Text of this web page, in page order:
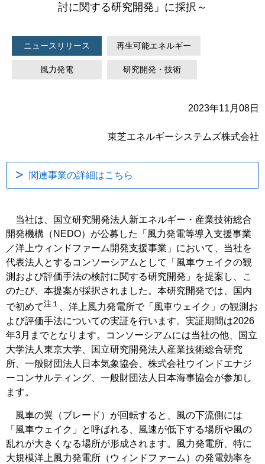
討に関する研究開発」に採択～
ニュースリリース 再生可能エネルギー
風力発電 研究開発・技術
2023年11月08日
東芝エネルギーシステムズ株式会社
関連事業の詳細はこちら
当社は、国立研究開発法人新エネルギー・産業技術総合
開発機構（NEDO）が公募した「風力発電等導入支援事業
／洋上ウィンドファーム開発支援事業」において、当社を
代表法人とするコンソーシアムとして「風車ウェイクの観
測および評価手法の検討に関する研究開発」を提案し、こ
のたび、本提案が採択されました。本研究開発では、国内
で初めて注１
、洋上風力発電所で「風車ウェイク」の観測お
よび評価手法についての実証を行います。実証期間は2026
年3月までとなります。コンソーシアムには当社の他、国立
大学法人東京大学、国立研究開発法人産業技術総合研究
所、一般財団法人日本気象協会、株式会社ウインドエナジ
ーコンサルティング、一般財団法人日本海事協会が参加し
ます。
風車の翼（ブレード）が回転すると、風の下流側には
「風車ウェイク」と呼ばれる、風速が低下する場所や風の
乱れが大きくなる場所が形成されます。風力発電所、特に
大規模洋上風力発電所（ウィンドファーム）の発電効率を